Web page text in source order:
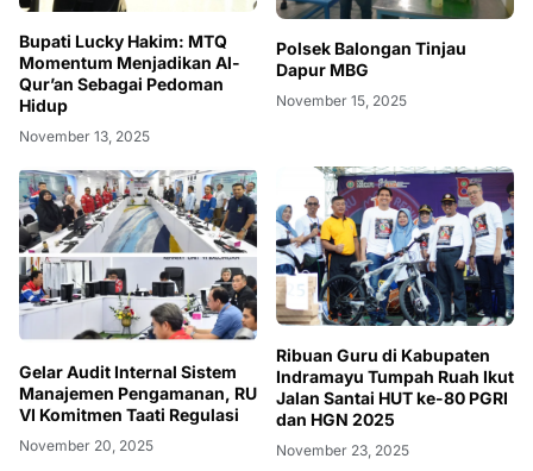
Bupati Lucky Hakim: MTQ
Momentum Menjadikan Al-
Qur’an Sebagai Pedoman
Hidup
November 13, 2025
Polsek Balongan Tinjau
Dapur MBG
November 15, 2025
Gelar Audit Internal Sistem
Manajemen Pengamanan, RU
VI Komitmen Taati Regulasi
November 20, 2025
Ribuan Guru di Kabupaten
Indramayu Tumpah Ruah Ikut
Jalan Santai HUT ke-80 PGRI
dan HGN 2025
November 23, 2025